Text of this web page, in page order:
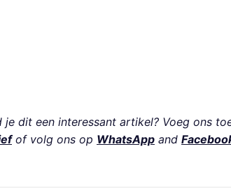
je dit een interessant artikel? Voeg ons
of volg ons op WhatsApp and